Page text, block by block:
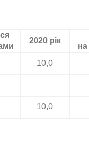
2020 рік
10,0
10,0